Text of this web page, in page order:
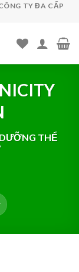
TY ĐA CẤP
THỂ